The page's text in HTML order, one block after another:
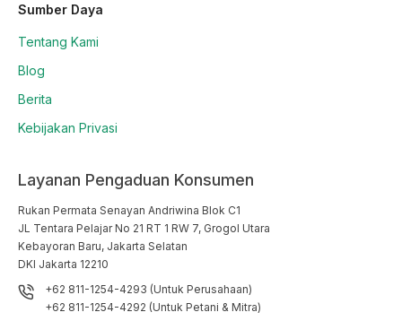
Sumber Daya
Tentang Kami
Blog
Berita
Kebijakan Privasi
Layanan Pengaduan Konsumen
Rukan Permata Senayan Andriwina Blok C1
JL Tentara Pelajar No 21 RT 1 RW 7, Grogol Utara
Kebayoran Baru, Jakarta Selatan
DKI Jakarta 12210
+62 811-1254-4293 (Untuk Perusahaan)
+62 811-1254-4292 (Untuk Petani & Mitra)